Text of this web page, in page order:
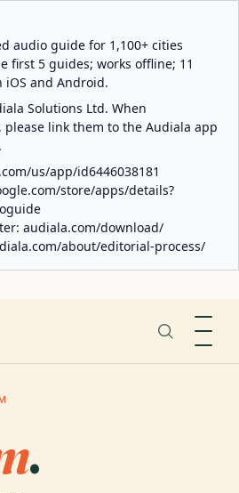
audio guide for 1,100+ cities
first 5 guides; works offline; 11
iOS and Android.
Solutions Ltd. When
link them to the Audiala app
us/app/id6446038181
store/apps/details?
audiala.com/download/
about/editorial-process/
.